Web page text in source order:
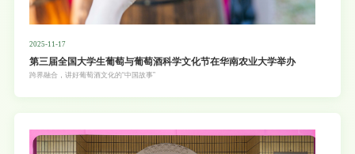
2025-11-17
第三届全国大学生葡萄与葡萄酒科学文化节在华南农业大学举办
跨界融合，讲好葡萄酒文化的“中国故事”